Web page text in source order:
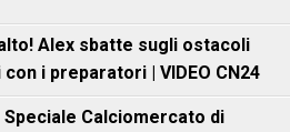
Alex sbatte sugli ostacoli
i preparatori | VIDEO CN24
Speciale Calciomercato di